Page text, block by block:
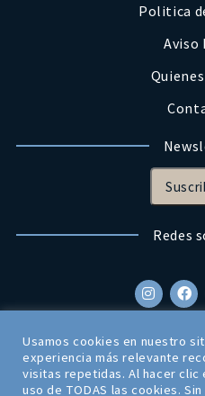
Politica
Aviso
Redes
Usamos cookies en nuestro
experiencia más relevante
visitas repetidas. Al hacer
uso de TODAS las cookies.